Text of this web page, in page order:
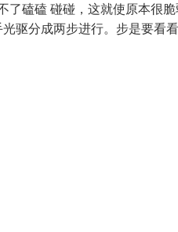
磕磕 碰碰，这就使原本很
驱分成两步进行。步是要看